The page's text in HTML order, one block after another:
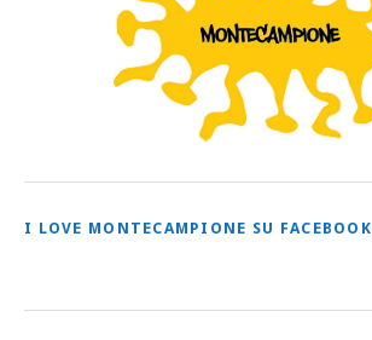
I LOVE MONTECAMPIONE SU FACEBOOK